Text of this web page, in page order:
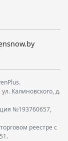
Калиновского, д.
№193760657,
реестре с